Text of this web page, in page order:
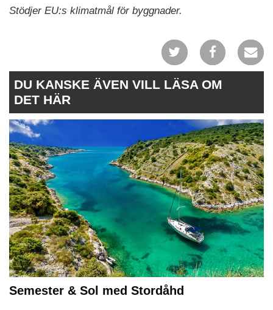
Stödjer EU:s klimatmål för byggnader.
DU KANSKE ÄVEN VILL LÄSA OM
DET HÄR
Semester & Sol med Stordåhd